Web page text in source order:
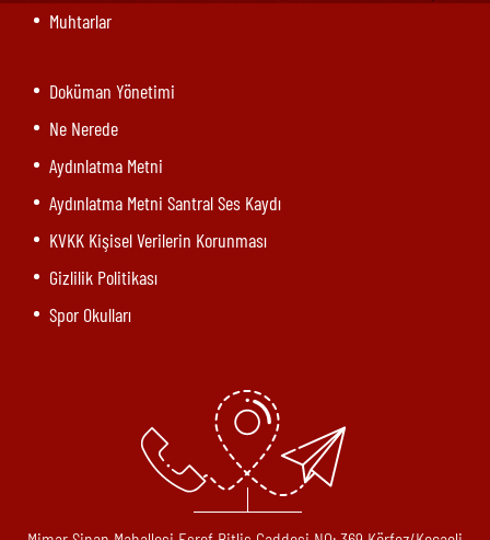
Muhtarlar
Doküman Yönetimi
Ne Nerede
Aydınlatma Metni
Aydınlatma Metni Santral Ses Kaydı
KVKK Kişisel Verilerin Korunması
Gizlilik Politikası
Spor Okulları